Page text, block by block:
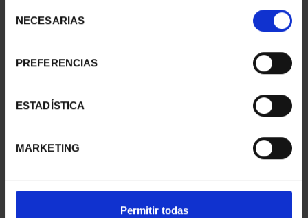
NECESARIAS
PREFERENCIAS
ESTADÍSTICA
MARKETING
Permitir todas
PROVINCIA 1
Sólo para usuarios
SUSCRIPCIÓN
CAPITALES DE
PROVINCIA 2
Sólo para usuarios
registrados